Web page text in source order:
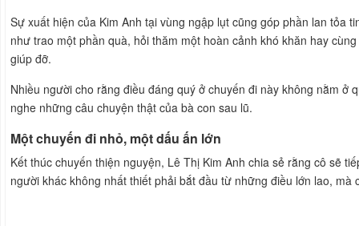
Sự xuất hiện của Kim Anh tại vùng ngập lụt cũng góp phần lan tỏa
như trao một phần quà, hỏi thăm một hoàn cảnh khó khăn hay
giúp đỡ.
Nhiều người cho rằng điều đáng quý ở chuyến đi này không nằm
nghe những câu chuyện thật của bà con sau lũ.
Một chuyến đi nhỏ, một dấu ấn lớn
Kết thúc chuyến thiện nguyện, Lê Thị Kim Anh chia sẻ rằng cô sẽ
người khác không nhất thiết phải bắt đầu từ những điều lớn lao,